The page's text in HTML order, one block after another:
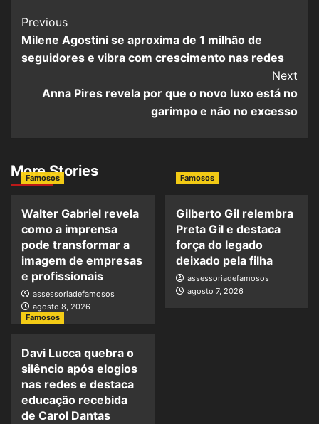
Previous
Milene Agostini se aproxima de 1 milhão de
seguidores e vibra com crescimento nas redes
Next
Anna Pires revela por que o novo luxo está no
garimpo e não no excesso
More Stories
Famosos
Walter Gabriel revela
como a imprensa
pode transformar a
imagem de empresas
e profissionais
assessoriadefamosos
agosto 8, 2026
Famosos
Gilberto Gil relembra
Preta Gil e destaca
força do legado
deixado pela filha
assessoriadefamosos
agosto 7, 2026
Famosos
Davi Lucca quebra o
silêncio após elogios
nas redes e destaca
educação recebida
de Carol Dantas